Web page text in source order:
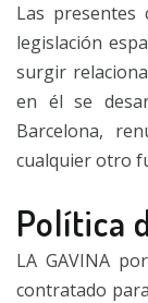
Las presentes
legislación
surgir
en él se
Barcelona,
cualquier otro
Política
LA GAVINA
contratado